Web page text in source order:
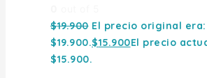
$19.900 El precio original era:
$19.900.$15.900El precio
$15.900.